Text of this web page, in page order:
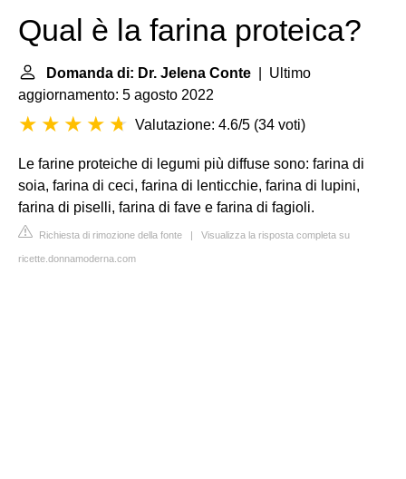
Qual è la farina proteica?
Domanda di: Dr. Jelena Conte | Ultimo
aggiornamento: 5 agosto 2022
Valutazione: 4.6/5 (34 voti)
Le farine proteiche di legumi più diffuse sono: farina di
soia, farina di ceci, farina di lenticchie, farina di lupini,
farina di piselli, farina di fave e farina di fagioli.
Richiesta di rimozione della fonte | Visualizza la risposta completa su
ricette.donnamoderna.com